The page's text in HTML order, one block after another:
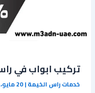
تركيب ابواب في
خدمات راس الخيمة|20 مايو، 2026